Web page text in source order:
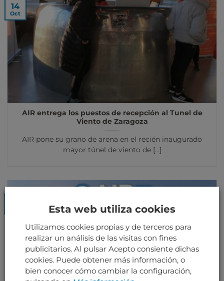
AIR entrega los puestos de recepción al Tunel de
Viento de Zaragoza
AIR pone su grano de arena en el recién inaugurado
mayor túnel de viento de [...]
14
Oct
Esta web utiliza cookies
Utilizamos cookies propias y de terceros para
realizar un análisis de las visitas con fines
publicitarios. Al pulsar Acepto consiente dichas
cookies. Puede obtener más información, o
bien conocer cómo cambiar la configuración,